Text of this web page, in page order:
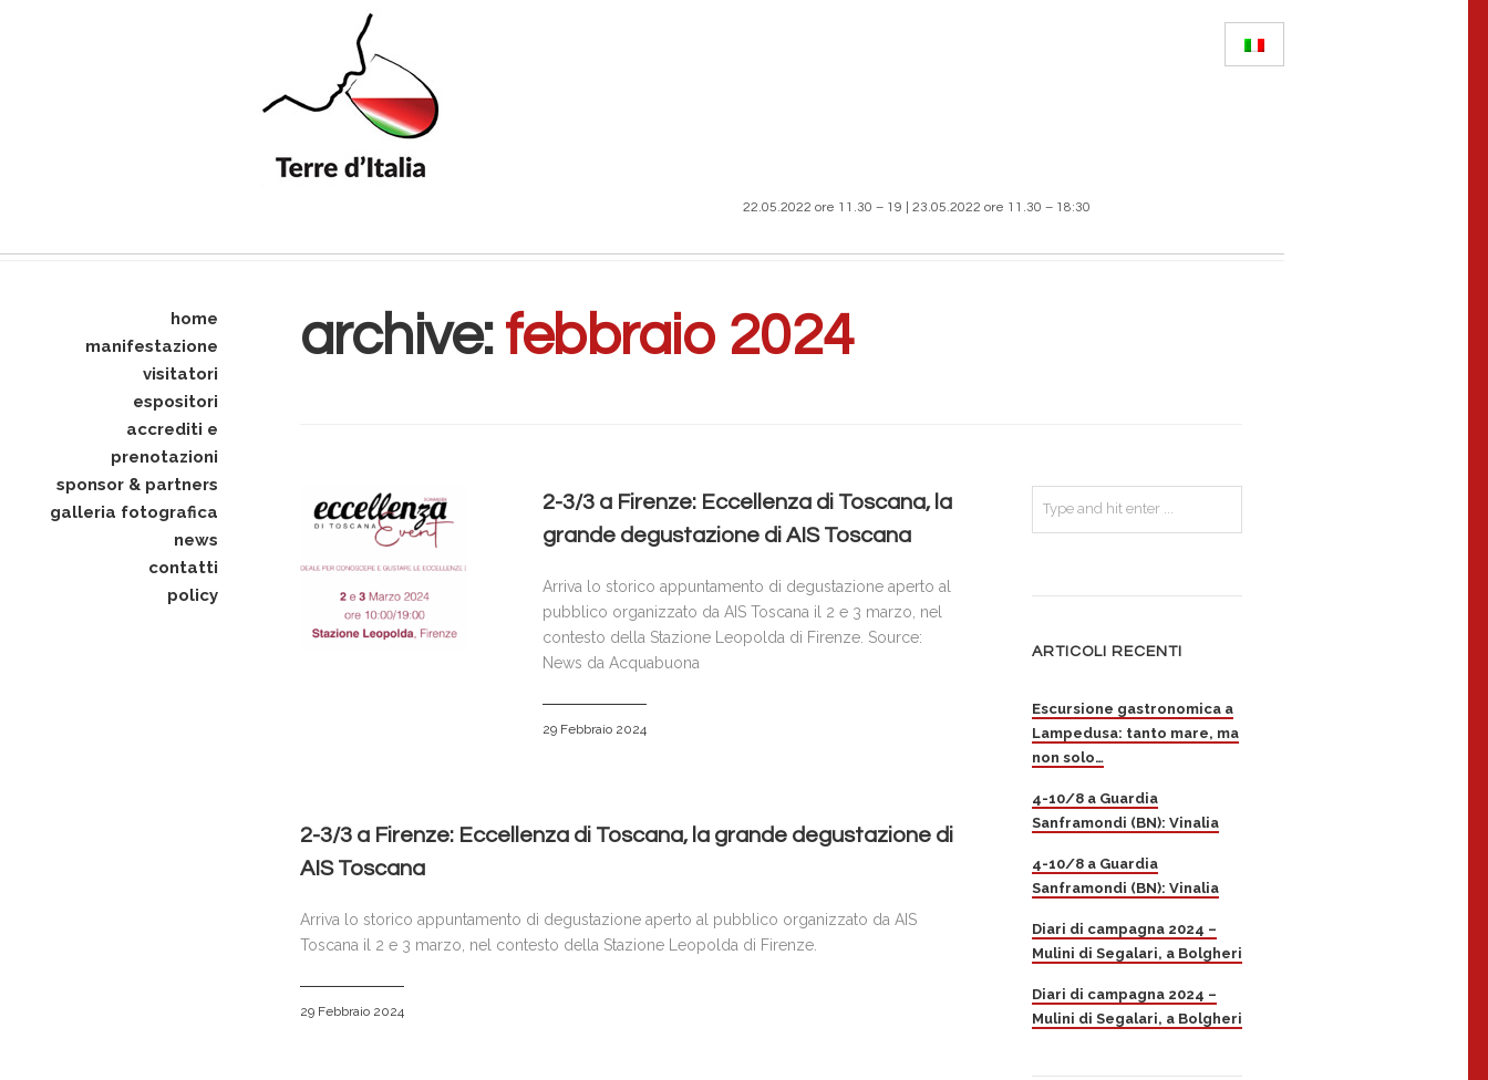
22.05.2022 ore 11.30 – 19 | 23.05.2022 ore 11.30 – 18:30
home
manifestazione
visitatori
espositori
accrediti e
prenotazioni
sponsor & partners
galleria fotografica
news
contatti
policy
archive: febbraio 2024
2-3/3 a Firenze: Eccellenza di Toscana, la
grande degustazione di AIS Toscana
Arriva lo storico appuntamento di degustazione aperto al
pubblico organizzato da AIS Toscana il 2 e 3 marzo, nel
contesto della Stazione Leopolda di Firenze. Source:
News da Acquabuona
29 Febbraio 2024
2-3/3 a Firenze: Eccellenza di Toscana, la grande degustazione di
AIS Toscana
Arriva lo storico appuntamento di degustazione aperto al pubblico organizzato da AIS
Toscana il 2 e 3 marzo, nel contesto della Stazione Leopolda di Firenze.
29 Febbraio 2024
ARTICOLI RECENTI
Escursione gastronomica a
Lampedusa: tanto mare, ma
non solo…
4-10/8 a Guardia
Sanframondi (BN): Vinalia
4-10/8 a Guardia
Sanframondi (BN): Vinalia
Diari di campagna 2024 –
Mulini di Segalari, a Bolgheri
Diari di campagna 2024 –
Mulini di Segalari, a Bolgheri